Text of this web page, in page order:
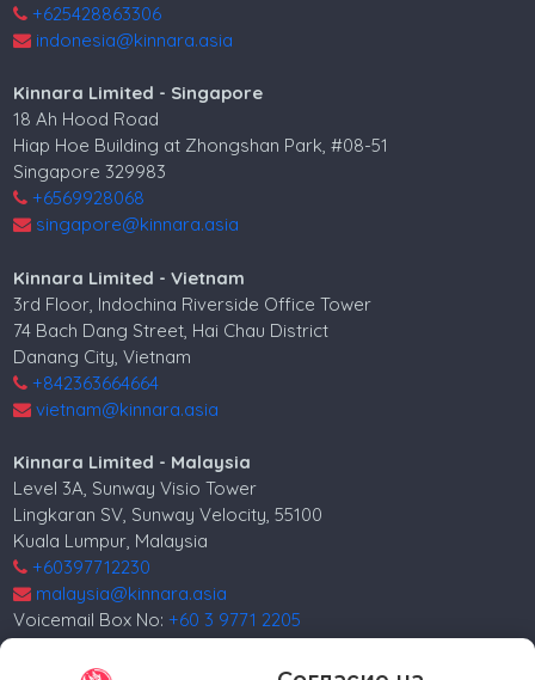
+625428863306
indonesia@kinnara.asia
Kinnara Limited - Singapore
18 Ah Hood Road
Hiap Hoe Building at Zhongshan Park, #08-51
Singapore 329983
+6569928068
singapore@kinnara.asia
Kinnara Limited - Vietnam
3rd Floor, Indochina Riverside Office Tower
74 Bach Dang Street, Hai Chau District
Danang City, Vietnam
+842363664664
vietnam@kinnara.asia
Kinnara Limited - Malaysia
Level 3A, Sunway Visio Tower
Lingkaran SV, Sunway Velocity, 55100
Kuala Lumpur, Malaysia
+60397712230
malaysia@kinnara.asia
Voicemail Box No:+60 3 9771 2205
Kinnara Limited - Russia